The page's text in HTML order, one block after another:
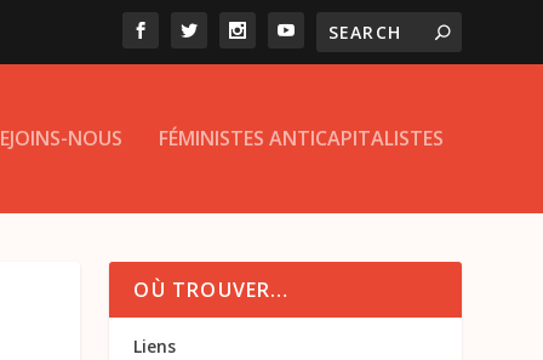
NOUS FÉMINISTES ANTICAPITALISTES
OÙ TROUVER…
Liens